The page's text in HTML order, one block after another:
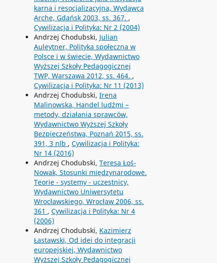
karna i resocjalizacyjna, Wydawca
Arche, Gdańsk 2003, ss. 367. ,
Cywilizacja i Polityka: Nr 2 (2004)
Andrzej Chodubski, Julian
Auleytner, Polityka społeczna w
Polsce i w świecie, Wydawnictwo
Wyższej Szkoły Pedagogicznej
TWP, Warszawa 2012, ss. 464. ,
Cywilizacja i Polityka: Nr 11 (2013)
Andrzej Chodubski, Irena
Malinowska, Handel ludźmi –
metody, działania sprawców,
Wydawnictwo Wyższej Szkoły
Bezpieczeństwa, Poznań 2015, ss.
391, 3 nlb , Cywilizacja i Polityka:
Nr 14 (2016)
Andrzej Chodubski, Teresa Łoś-
Nowak, Stosunki międzynarodowe.
Teorie - systemy - uczestnicy,
Wydawnictwo Uniwersytetu
Wrocławskiego, Wrocław 2006, ss.
361 , Cywilizacja i Polityka: Nr 4
(2006)
Andrzej Chodubski, Kazimierz
Łastawski, Od idei do integracji
europejskiej, Wydawnictwo
Wyższej Szkoły Pedagogicznej